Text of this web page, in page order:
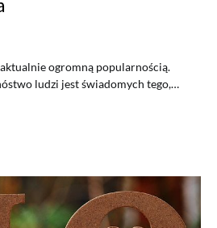
aktualnie ogromną popularnością.
ludzi jest świadomych tego,…